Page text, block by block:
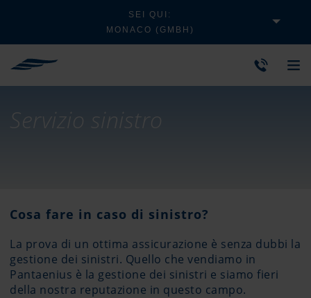
SEI QUI:
MONACO (GMBH)
Servizio sinistro
Cosa fare in caso di sinistro?
La prova di un ottima assicurazione è senza dubbi la
gestione dei sinistri. Quello che vendiamo in
Pantaenius è la gestione dei sinistri e siamo fieri
della nostra reputazione in questo campo.